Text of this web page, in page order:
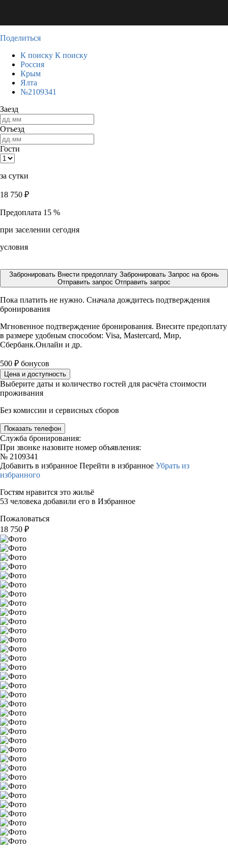
Поделиться
К поиску К поиску
Россия
Крым
Ялта
№2109341
Заезд
Отъезд
Гости
за сутки
18 750 ₽
Предоплата 15 %
при заселении сегодня
условия
Забронировать Внести предоплату Забронировать Запрос на бронь
Отправить запрос Отправить запрос
Пока платить не нужно. Сначала дождитесь подтверждения
бронирования
Мгновенное подтверждение бронирования. Внесите предоплату
в размере удобным способом: Visa, Mastercard, Мир,
Сбербанк.Онлайн и др.
500 ₽ бонусов
Цена и доступность
Выберите даты и количество гостей для расчёта стоимости
проживания
Без комиссии и сервисных сборов
Показать телефон
Служба бронирования:
При звонке назовите номер объявления:
№ 2109341
Добавить в избранное Перейти в избранное Убрать из
избранного
Гостям нравится это жильё
53 человека добавили его в Избранное
Пожаловаться
18 750 ₽